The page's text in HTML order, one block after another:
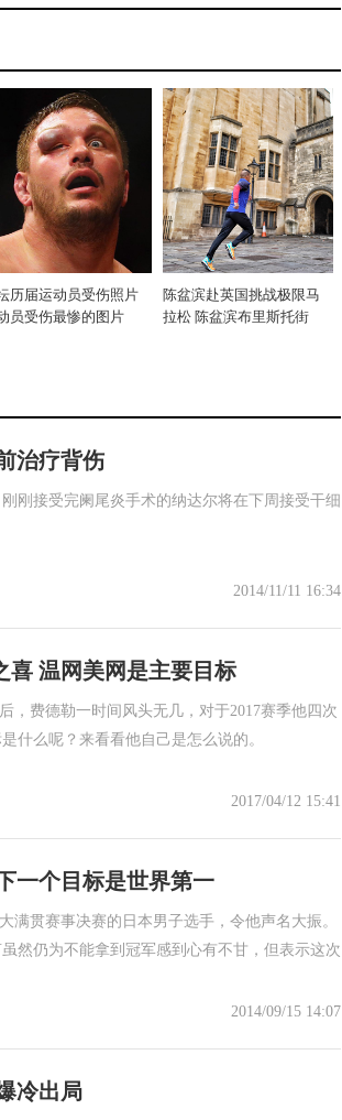
历届运动员受伤照片
员受伤最惨的图片
陈盆滨赴英国挑战极限马
拉松 陈盆滨布里斯托街
治疗背伤
刚接受完阑尾炎手术的纳达尔将在下周接受干细
2014/11/11 16:34
喜 温网美网是主要目标
，费德勒一时间风头无几，对于2017赛季他四次
什么呢？来看看他自己是怎么说的。
2017/04/12 15:41
一个目标是世界第一
满贯赛事决赛的日本男子选手，令他声名大振。
然仍为不能拿到冠军感到心有不甘，但表示这次
2014/09/15 14:07
冷出局